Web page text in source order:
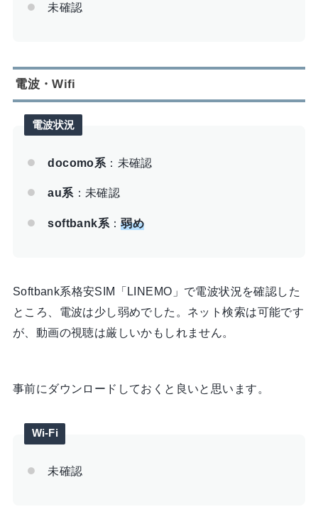
未確認
電波・Wifi
電波状況
docomo系 ：未確認
au系 ：未確認
softbank系 ：弱め
Softbank系格安SIM「LINEMO」で電波状況を確認した
ところ、電波は少し弱めでした。ネット検索は可能です
が、動画の視聴は厳しいかもしれません。
事前にダウンロードしておくと良いと思います。
Wi-Fi
未確認